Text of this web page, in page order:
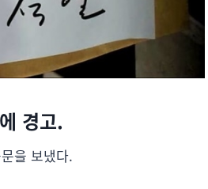
경고.
을 보냈다.